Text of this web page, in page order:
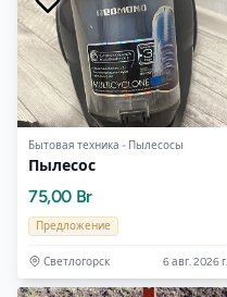
Бытовая техника - Пылесосы
Пылесос
75,00 Br
Предложение
Светлогорск 6 авг. 2026 г.